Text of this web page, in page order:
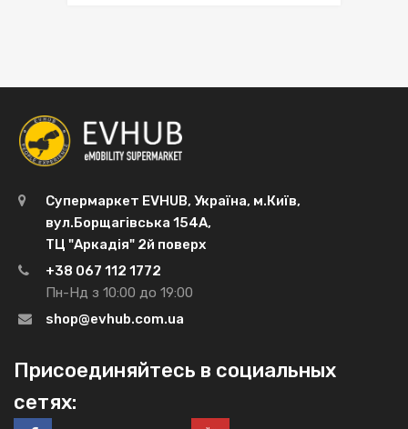
Супермаркет EVHUB, Україна, м.Київ,
вул.Борщагівська 154А,
ТЦ "Аркадія" 2й поверх
+38 067 112 1772
Пн-Нд з 10:00 до 19:00
shop@evhub.com.ua
Присоединяйтесь в социальных
сетях: